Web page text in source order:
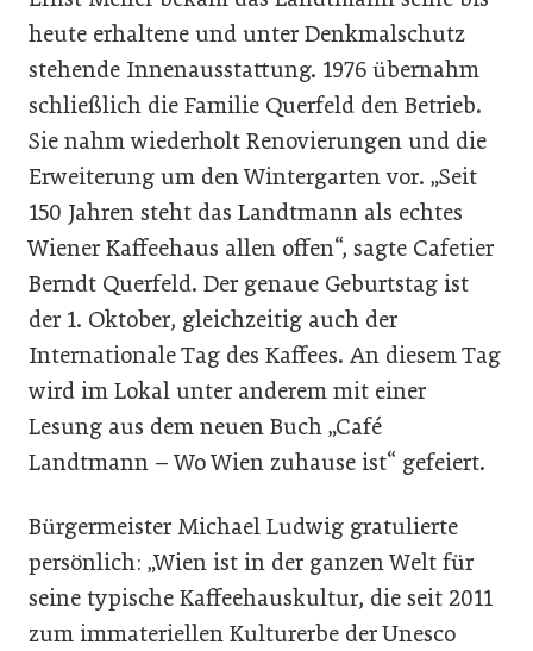
heute erhaltene und unter Denkmalschutz
stehende Innenausstattung. 1976 übernahm
schließlich die Familie Querfeld den Betrieb.
Sie nahm wiederholt Renovierungen und die
Erweiterung um den Wintergarten vor. „Seit
150 Jahren steht das Landtmann als echtes
Wiener Kaffeehaus allen offen“, sagte Cafetier
Berndt Querfeld. Der genaue Geburtstag ist
der 1. Oktober, gleichzeitig auch der
Internationale Tag des Kaffees. An diesem Tag
wird im Lokal unter anderem mit einer
Lesung aus dem neuen Buch „Café
Landtmann – Wo Wien zuhause ist“ gefeiert.
Bürgermeister Michael Ludwig gratulierte
persönlich: „Wien ist in der ganzen Welt für
seine typische Kaffeehauskultur, die seit 2011
zum immateriellen Kulturerbe der Unesco